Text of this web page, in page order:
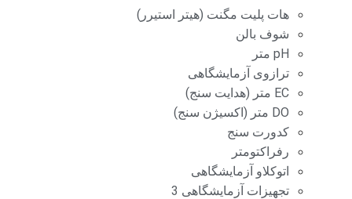
هات پلیت مگنت (هیتر استیرر)
شوف بالن
pH متر
ترازوی آزمایشگاهی
EC متر (هدایت سنج)
DO متر (اکسیژن سنج)
کدورت سنج
رفراکتومتر
اتوکلاو آزمایشگاهی
تجهیزات آزمایشگاهی 3